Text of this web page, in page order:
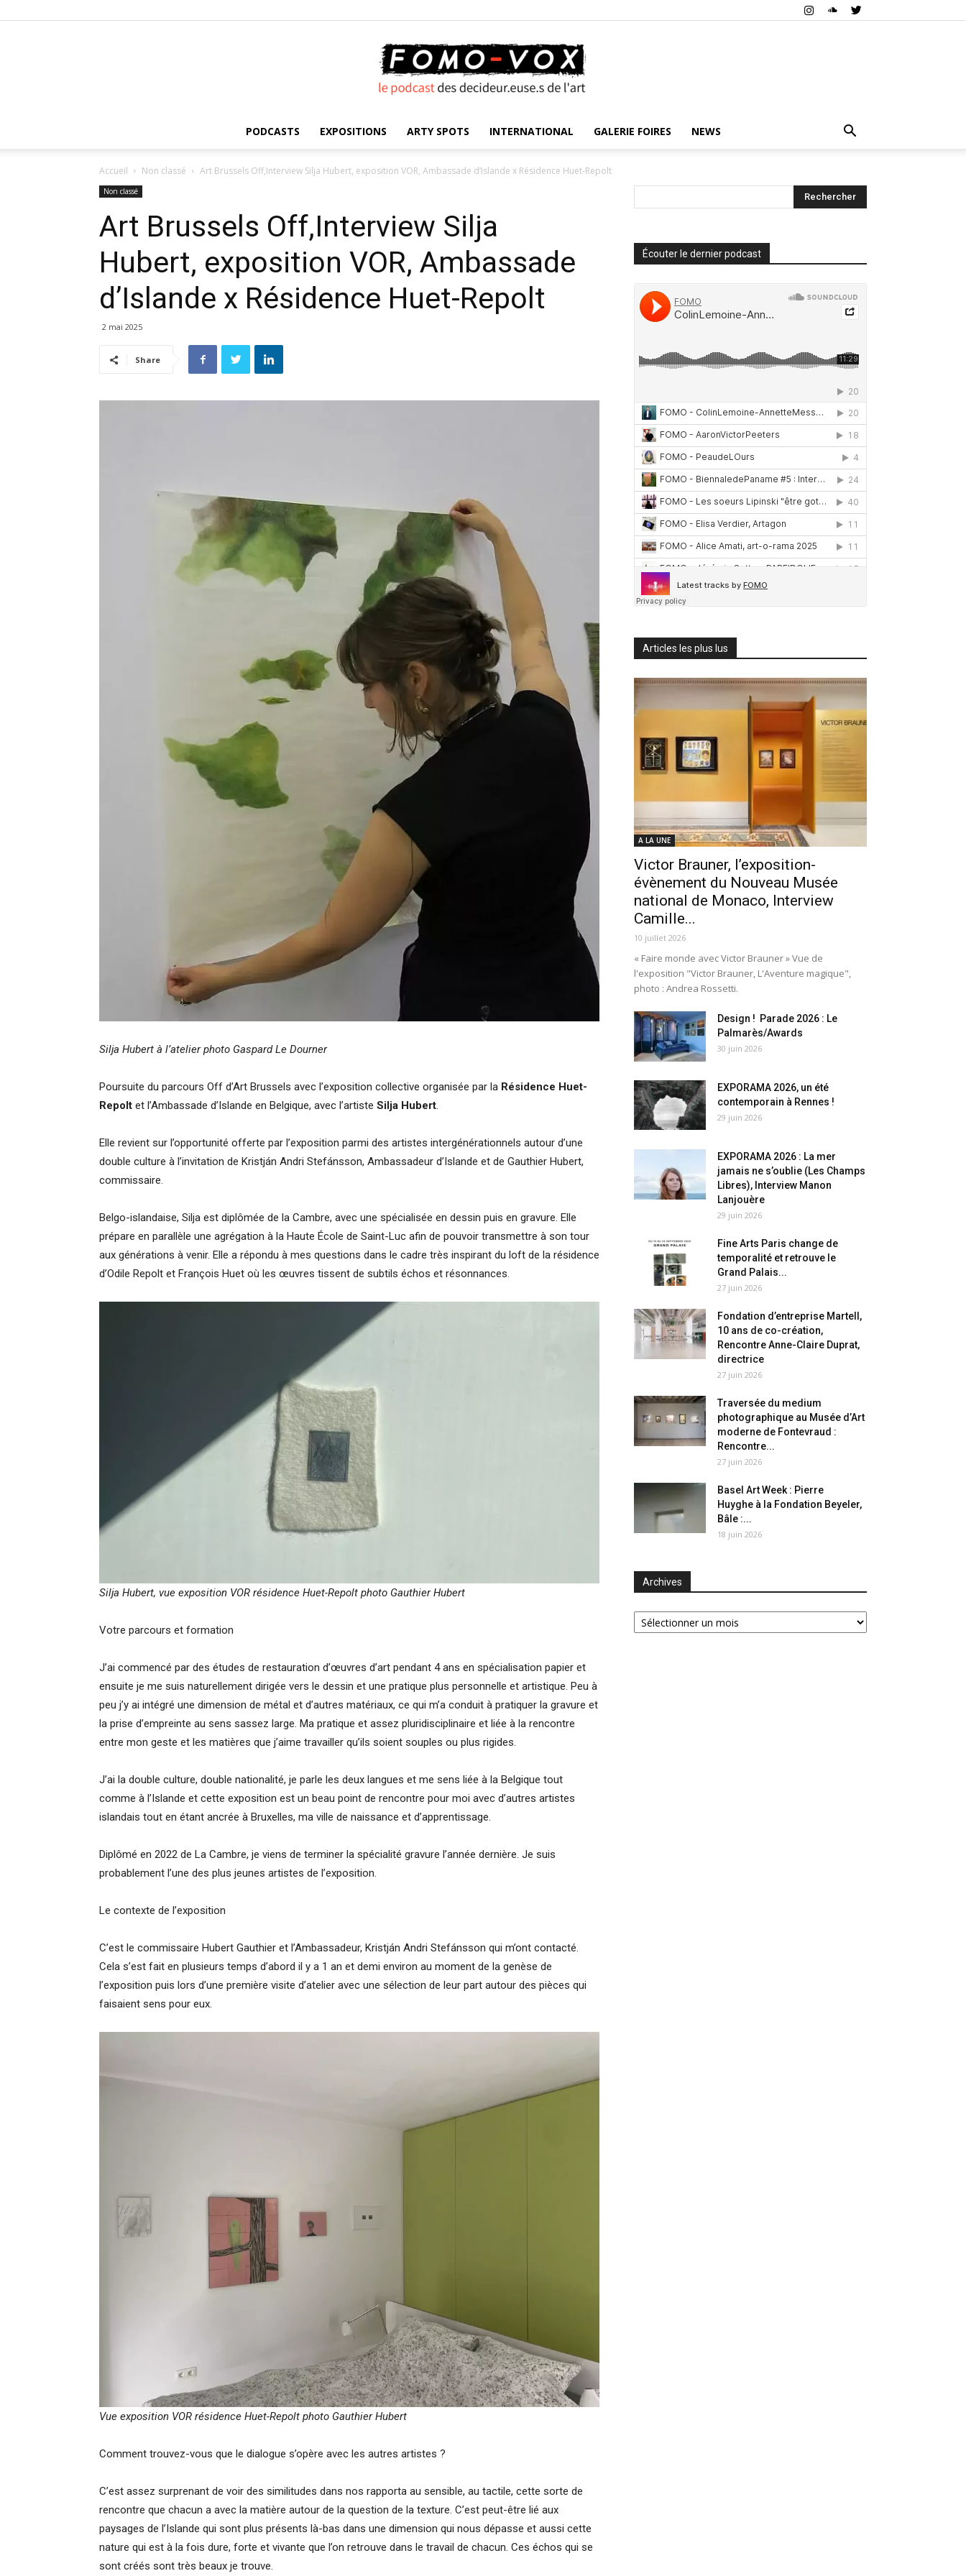
VOX
PODCASTS EXPOSITIONS ARTY SPOTS INTERNATIONAL GALERIE FOIRES NEWS
Accueil Non classé Art Brussels Off,Interview Silja Hubert, exposition VOR, Ambassade d’Islande x Résidence Huet-Repolt
Non classé
Art Brussels Off,Interview Silja
Hubert, exposition VOR, Ambassade
d’Islande x Résidence Huet-Repolt
2 mai 2025
Share
Silja Hubert à l’atelier photo Gaspard Le Dourner
Poursuite du parcours Off d’Art Brussels avec l’exposition collective organisée par la Résidence Huet-
Repolt et l’Ambassade d’Islande en Belgique, avec l’artiste Silja Hubert.
Elle revient sur l’opportunité offerte par l’exposition parmi des artistes intergénérationnels autour d’une
double culture à l’invitation de Kristján Andri Stefánsson, Ambassadeur d’Islande et de Gauthier Hubert,
commissaire.
Belgo-islandaise, Silja est diplômée de la Cambre, avec une spécialisée en dessin puis en gravure. Elle
prépare en parallèle une agrégation à la Haute École de Saint-Luc afin de pouvoir transmettre à son tour
aux générations à venir. Elle a répondu à mes questions dans le cadre très inspirant du loft de la résidence
d’Odile Repolt et François Huet où les œuvres tissent de subtils échos et résonnances.
Silja Hubert, vue exposition VOR résidence Huet-Repolt photo Gauthier Hubert
Votre parcours et formation
J’ai commencé par des études de restauration d’œuvres d’art pendant 4 ans en spécialisation papier et
ensuite je me suis naturellement dirigée vers le dessin et une pratique plus personnelle et artistique. Peu à
peu j’y ai intégré une dimension de métal et d’autres matériaux, ce qui m’a conduit à pratiquer la gravure et
la prise d’empreinte au sens sassez large. Ma pratique et assez pluridisciplinaire et liée à la rencontre
entre mon geste et les matières que j’aime travailler qu’ils soient souples ou plus rigides.
J’ai la double culture, double nationalité, je parle les deux langues et me sens liée à la Belgique tout
comme à l’Islande et cette exposition est un beau point de rencontre pour moi avec d’autres artistes
islandais tout en étant ancrée à Bruxelles, ma ville de naissance et d’apprentissage.
Diplômé en 2022 de La Cambre, je viens de terminer la spécialité gravure l’année dernière. Je suis
probablement l’une des plus jeunes artistes de l’exposition.
Le contexte de l’exposition
C’est le commissaire Hubert Gauthier et l’Ambassadeur, Kristján Andri Stefánsson qui m’ont contacté.
Cela s’est fait en plusieurs temps d’abord il y a 1 an et demi environ au moment de la genèse de
l’exposition puis lors d’une première visite d’atelier avec une sélection de leur part autour des pièces qui
faisaient sens pour eux.
Vue exposition VOR résidence Huet-Repolt photo Gauthier Hubert
Comment trouvez-vous que le dialogue s’opère avec les autres artistes ?
C’est assez surprenant de voir des similitudes dans nos rapporta au sensible, au tactile, cette sorte de
rencontre que chacun a avec la matière autour de la question de la texture. C’est peut-être lié aux
paysages de l’Islande qui sont plus présents là-bas dans une dimension qui nous dépasse et aussi cette
nature qui est à la fois dure, forte et vivante que l’on retrouve dans le travail de chacun. Ces échos qui se
sont créés sont très beaux je trouve.
Écouter le dernier podcast
Articles les plus lus
A LA UNE
Victor Brauner, l’exposition-
évènement du Nouveau Musée
national de Monaco, Interview
Camille...
10 juillet 2026
« Faire monde avec Victor Brauner » Vue de
l'exposition "Victor Brauner, L'Aventure magique",
photo : Andrea Rossetti.
Design ! Parade 2026 : Le
Palmarès/Awards
30 juin 2026
EXPORAMA 2026, un été
contemporain à Rennes !
29 juin 2026
EXPORAMA 2026 : La mer
jamais ne s’oublie (Les Champs
Libres), Interview Manon
Lanjouère
29 juin 2026
Fine Arts Paris change de
temporalité et retrouve le
Grand Palais...
27 juin 2026
Fondation d’entreprise Martell,
10 ans de co-création,
Rencontre Anne-Claire Duprat,
directrice
27 juin 2026
Traversée du medium
photographique au Musée d’Art
moderne de Fontevraud :
Rencontre...
27 juin 2026
Basel Art Week : Pierre
Huyghe à la Fondation Beyeler,
Bâle :...
18 juin 2026
Archives
Archives